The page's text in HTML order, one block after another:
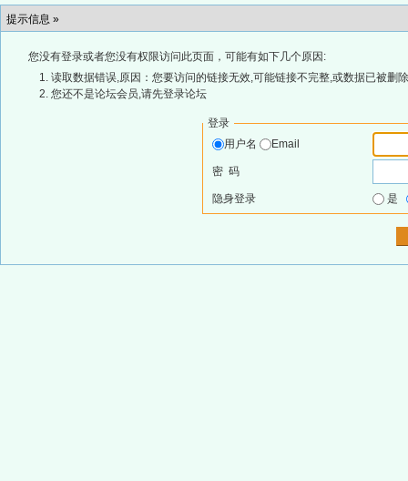
提示信息 »
您没有登录或者您没有权限访问此页面，可能有如下几个原因:
读取数据错误,原因：您要访问的链接无效,可能链接不完整,或数据已被删
您还不是论坛会员,请先登录论坛
登录
用户名
Email
密 码
隐身登录 是